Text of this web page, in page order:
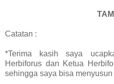
Catatan :
*Terima kasih saya
Herbiforus dan Ketua
sehingga saya bisa